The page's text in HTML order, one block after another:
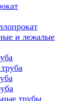
и лежалые
трубы